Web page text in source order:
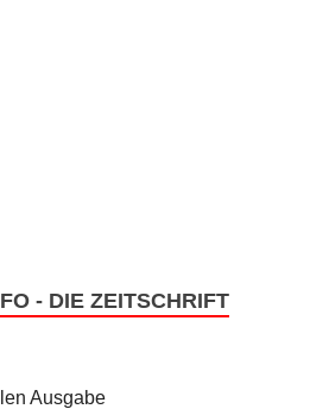
- DIE ZEITSCHRIFT
Ausgabe